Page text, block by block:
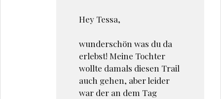
Hey Tessa,
wunderschön was du da
erlebst! Meine Tochter
wollte damals diesen Trail
auch gehen, aber leider
war der an dem Tag